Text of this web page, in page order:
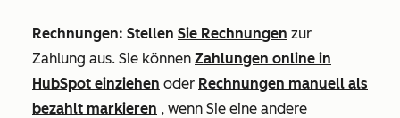
Rechnungen: Stellen Sie Rechnungen zur
Zahlung aus. Sie können Zahlungen online in
HubSpot einziehen oder Rechnungen manuell als
bezahlt markieren , wenn Sie eine andere